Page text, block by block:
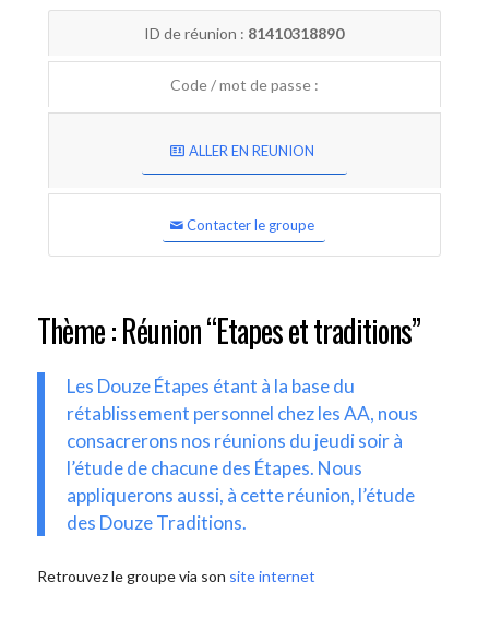
ID de réunion : 81410318890
Code / mot de passe :
ALLER EN REUNION
Contacter le groupe
Thème : Réunion “Etapes et traditions”
Les Douze Étapes étant à la base du
rétablissement personnel chez les AA, nous
consacrerons nos réunions du jeudi soir à
l’étude de chacune des Étapes. Nous
appliquerons aussi, à cette réunion, l’étude
des Douze Traditions.
Retrouvez le groupe via son site internet